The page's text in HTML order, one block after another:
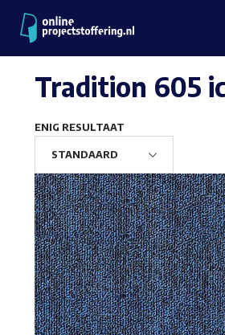
Tradition 605
ENIG RESULTAAT